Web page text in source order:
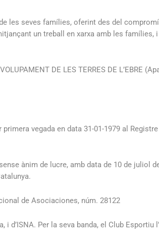
les seves famílies, oferint des del
un treball en xarxa amb les famílies,
DE LES TERRES DE L’EBRE
vegada en data 31-01-1979 al Registre
ànim de lucre, amb data de 10 de juliol
de Asociaciones, núm. 28122
, i d’ISNA. Per la seva banda, el Club Esportiu